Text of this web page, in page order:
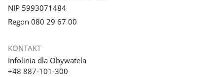
NIP 5993071484
Regon 080 29 67 00
KONTAKT
Infolinia dla Obywatela
+48 887-101-300